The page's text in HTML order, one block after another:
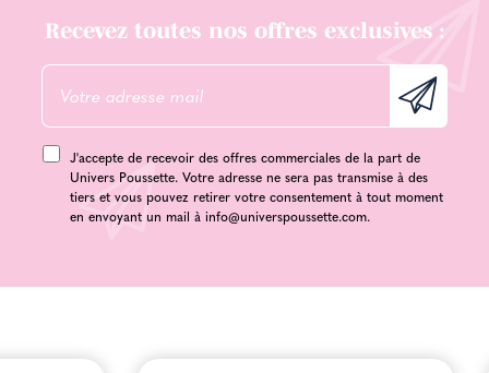
Recevez toutes nos offres exclusives :
J'accepte de recevoir des offres commerciales de la part de
Univers Poussette. Votre adresse ne sera pas transmise à des
tiers et vous pouvez retirer votre consentement à tout moment
en envoyant un mail à info@universpoussette.com.